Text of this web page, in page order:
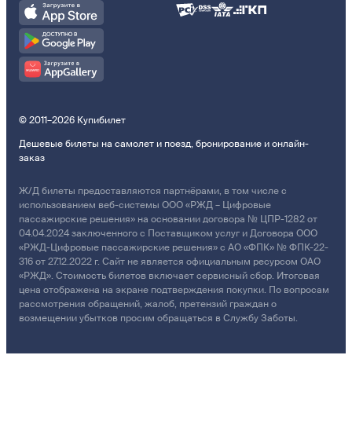
© 2011–2026 Купибилет
Дешевые билеты на самолет и поезд, бронирование и онлайн-
заказ
Ж/Д билеты предоставляются партнёрами, в том числе с
использованием веб-системы ООО «РЖД – Цифровые
пассажирские решения» на основании договора № ЦПР-1282 от
04.04.2024 заключенного с Поставщиком услуг и Договора ООО
«РЖД-Цифровые пассажирские решения» с АО «ФПК» № ФПК-22-
316 от 27.12.2022 г. Сайт не является официальным ресурсом ОАО
«РЖД». Стоимость билетов включает сервисный сбор. Итоговая
цена отображена на экране подтверждения покупки. По вопросам
рассмотрения обращений, жалоб, претензий граждан о
возмещении убытков просим обращаться в Службу Заботы.